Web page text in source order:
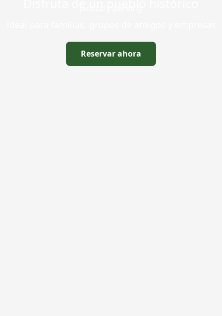
Reservar ahora